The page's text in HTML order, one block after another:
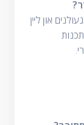
און ליין